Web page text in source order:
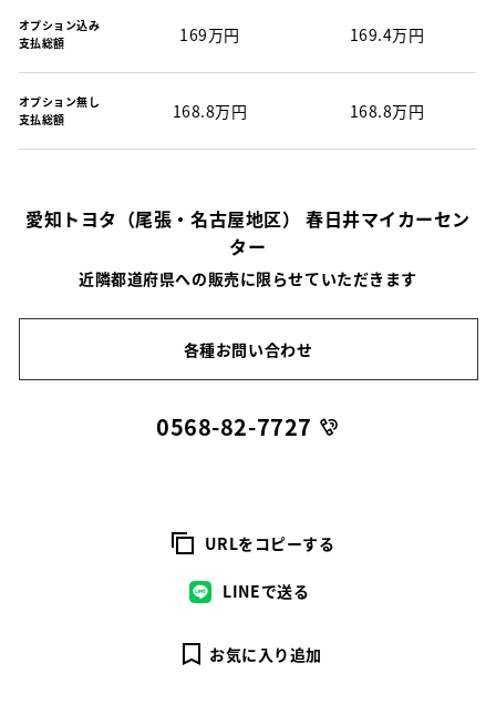
オプション込み
支払総額
169万円 169.4万円
オプション無し
支払総額
168.8万円 168.8万円
愛知トヨタ（尾張・名古屋地区） 春日井マイカーセン
ター
近隣都道府県への販売に限らせていただきます
各種お問い合わせ
0568-82-7727
URLをコピーする
LINEで送る
お気に入り追加